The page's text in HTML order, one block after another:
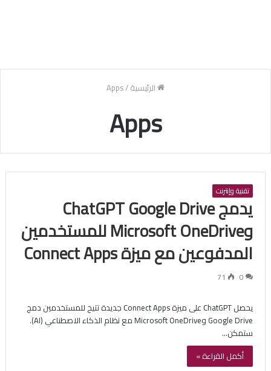
الرئيسية/
Apps
Apps
تقنية وإنترنت
يدمج ChatGPT Google Drive
وMicrosoft OneDrive للمستخدمين
المدفوعين مع ميزة Connect Apps
0
71
يحصل ChatGPT على ميزة Connect Apps جديدة تتيح للمستخدمين دمج
Google Drive وMicrosoft OneDrive مع نظام الذكاء الاصطناعي (AI).
ستمكن…
أكمل القراءة »